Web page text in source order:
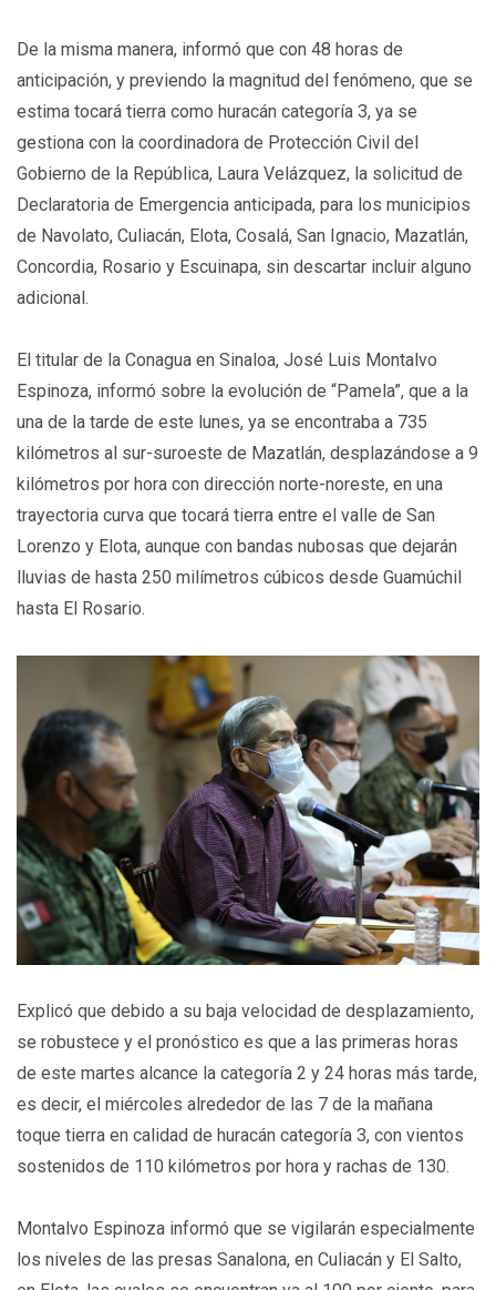
De la misma manera, informó que con 48 horas de
anticipación, y previendo la magnitud del fenómeno, que se
estima tocará tierra como huracán categoría 3, ya se
gestiona con la coordinadora de Protección Civil del
Gobierno de la República, Laura Velázquez, la solicitud de
Declaratoria de Emergencia anticipada, para los municipios
de Navolato, Culiacán, Elota, Cosalá, San Ignacio, Mazatlán,
Concordia, Rosario y Escuinapa, sin descartar incluir alguno
adicional.
El titular de la Conagua en Sinaloa, José Luis Montalvo
Espinoza, informó sobre la evolución de “Pamela”, que a la
una de la tarde de este lunes, ya se encontraba a 735
kilómetros al sur-suroeste de Mazatlán, desplazándose a 9
kilómetros por hora con dirección norte-noreste, en una
trayectoria curva que tocará tierra entre el valle de San
Lorenzo y Elota, aunque con bandas nubosas que dejarán
lluvias de hasta 250 milímetros cúbicos desde Guamúchil
hasta El Rosario.
Explicó que debido a su baja velocidad de desplazamiento,
se robustece y el pronóstico es que a las primeras horas
de este martes alcance la categoría 2 y 24 horas más tarde,
es decir, el miércoles alrededor de las 7 de la mañana
toque tierra en calidad de huracán categoría 3, con vientos
sostenidos de 110 kilómetros por hora y rachas de 130.
Montalvo Espinoza informó que se vigilarán especialmente
los niveles de las presas Sanalona, en Culiacán y El Salto,